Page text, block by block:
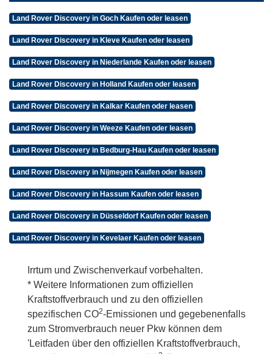
Land Rover Discovery in Goch Kaufen oder leasen
Land Rover Discovery in Kleve Kaufen oder leasen
Land Rover Discovery in Niederlande Kaufen oder leasen
Land Rover Discovery in Holland Kaufen oder leasen
Land Rover Discovery in Kalkar Kaufen oder leasen
Land Rover Discovery in Weeze Kaufen oder leasen
Land Rover Discovery in Bedburg-Hau Kaufen oder leasen
Land Rover Discovery in Nijmegen Kaufen oder leasen
Land Rover Discovery in Hassum Kaufen oder leasen
Land Rover Discovery in Düsseldorf Kaufen oder leasen
Land Rover Discovery in Kevelaer Kaufen oder leasen
Irrtum und Zwischenverkauf vorbehalten.
* Weitere Informationen zum offiziellen
Kraftstoffverbrauch und zu den offiziellen
spezifischen CO2-Emissionen und gegebenenfalls
zum Stromverbrauch neuer Pkw können dem
'Leitfaden über den offiziellen Kraftstoffverbrauch,